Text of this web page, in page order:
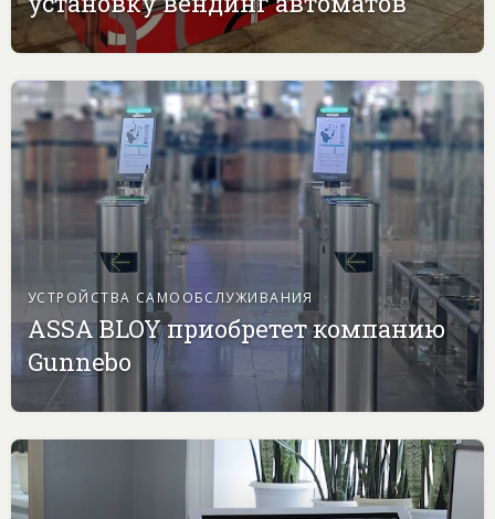
УСТРОЙСТВА САМООБСЛУЖИВАНИЯ
ASSA BLOY приобретет компанию
Gunnebo